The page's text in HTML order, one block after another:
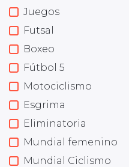
Juegos
Futsal
Boxeo
Fútbol 5
Motociclismo
Esgrima
Eliminatoria
Mundial femenino
Mundial Ciclismo